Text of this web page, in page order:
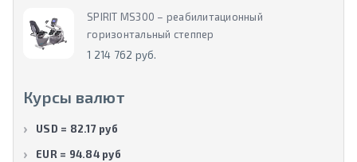
SPIRIT MS300 – реабилитационный
горизонтальный степпер
1 214 762 руб.
Курсы валют
USD = 82.17 руб
EUR = 94.84 руб